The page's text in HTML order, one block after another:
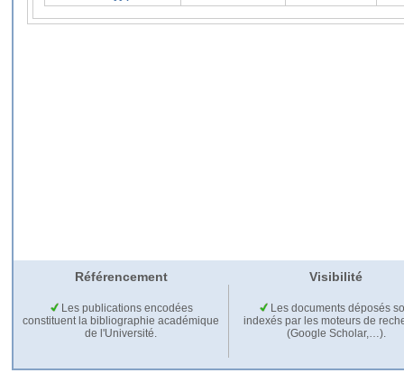
Référencement Visibilité
Les publications encodées
constituent la bibliographie académique
de l'Université.
Les documents déposés
indexés par les moteurs de
(Google Scholar,…).